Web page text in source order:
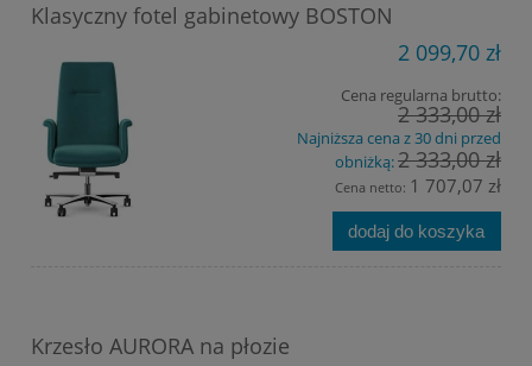
Klasyczny fotel gabinetowy BOSTON
2 099,70 zł
Cena regularna brutto:
2 333,00 zł
Najniższa cena z 30 dni przed
obniżką:2 333,00 zł
Cena netto: 1 707,07 zł
dodaj do koszyka
Krzesło AURORA na płozie